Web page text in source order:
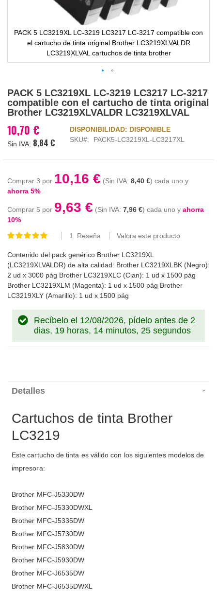
PACK 5 LC3219XL LC-3219 LC3217 LC-3217 compatible con
el cartucho de tinta original Brother LC3219XLVALDR
LC3219XLVAL cartuchos de tinta brother
al
comienzo
de
galería
de
PACK 5 LC3219XL LC-3219 LC3217 LC-3217
compatible con el cartucho de tinta original
Brother LC3219XLVALDR LC3219XLVAL
10,70 €
8,84 €
DISPONIBILIDAD: DISPONIBLE
SKU
PACK5-LC3219XL-LC3217XL
Comprar 3 por 10,16 € 8,40 € cada uno y
ahorra 5%
Comprar 5 por 9,63 € 7,96 € cada uno y ahorra
10%
Valoración:
1 Reseña Valora este producto
Contenido del pack genérico Brother LC3219XL
(LC3219XLVALDR) de alta calidad: Brother LC3219XLBK (Negro):
2 ud x 3000 pág Brother LC3219XLC (Cian): 1 ud x 1500 pág
Brother LC3219XLM (Magenta): 1 ud x 1500 pág Brother
LC3219XLY (Amarillo): 1 ud x 1500 pág
Recíbelo el 12/08/2026, pídelo antes de 2
dias, 19 horas, 14 minutos, 24 segundos
Detalles
Cartuchos de tinta Brother
LC3219
Este cartucho de tinta es válido con los siguientes modelos de
impresora:
Brother MFC-J5330DW
Brother MFC-J5330DWXL
Brother MFC-J5335DW
Brother MFC-J5730DW
Brother MFC-J5830DW
Brother MFC-J5930DW
Brother MFC-J6535DW
Brother MFC-J6535DWXL